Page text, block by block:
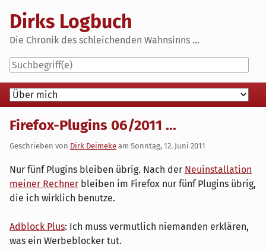
content
Dirks Logbuch
Die Chronik des schleichenden Wahnsinns ...
Navigation
Firefox-Plugins 06/2011 ...
Geschrieben von Dirk Deimeke am Sonntag, 12. Juni 2011
Nur fünf Plugins bleiben übrig. Nach der Neuinstallation
meiner Rechner bleiben im Firefox nur fünf Plugins übrig,
die ich wirklich benutze.
Adblock Plus: Ich muss vermutlich niemanden erklären,
was ein Werbeblocker tut.